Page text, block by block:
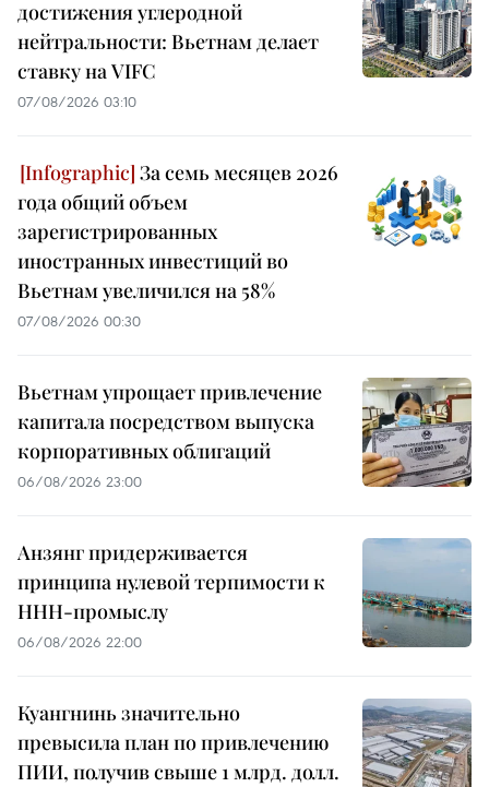
достижения углеродной
нейтральности: Вьетнам делает
ставку на VIFC
07/08/2026 03:10
За семь месяцев 2026
года общий объем
зарегистрированных
иностранных инвестиций во
Вьетнам увеличился на 58%
07/08/2026 00:30
Вьетнам упрощает привлечение
капитала посредством выпуска
корпоративных облигаций
06/08/2026 23:00
Анзянг придерживается
принципа нулевой терпимости к
ННН-промыслу
06/08/2026 22:00
Куангнинь значительно
превысила план по привлечению
ПИИ, получив свыше 1 млрд. долл.